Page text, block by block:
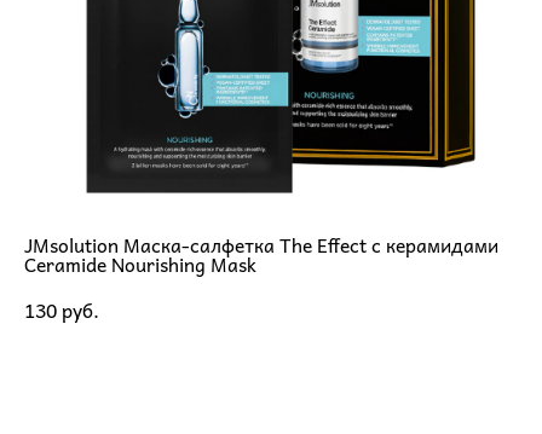
JMsolution Маска-салфетка The Effect с керамидами
Ceramide Nourishing Mask
130 pуб.